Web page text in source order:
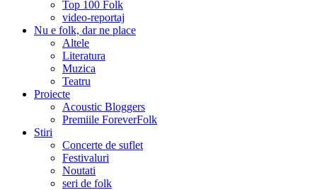
Top 100 Folk
video-reportaj
Nu e folk, dar ne place
Altele
Literatura
Muzica
Teatru
Proiecte
Acoustic Bloggers
Premiile ForeverFolk
Stiri
Concerte de suflet
Festivaluri
Noutati
seri de folk